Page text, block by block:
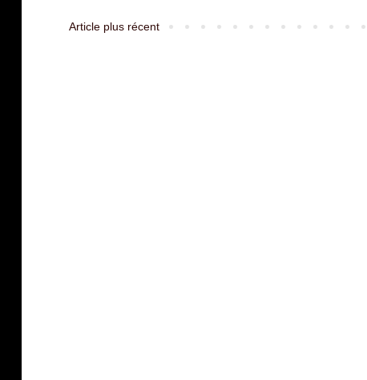
Article plus récent